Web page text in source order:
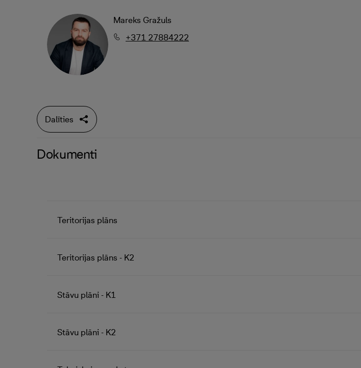
Mareks Gražuls
+371 27884222
Dalīties
Dokumenti
Teritorijas plāns
Teritorijas plāns - K2
Stāvu plāni - K1
Stāvu plāni - K2